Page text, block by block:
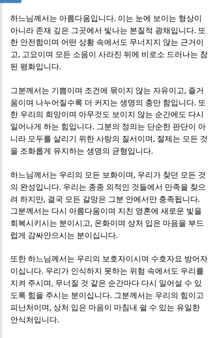
하느님께서는 아름다움입니다. 이는 눈에 보이는 형상이
아니라 존재 깊은 그곳에서 빛나는 본질적 광채입니다. 또
한 안전함이며 어떤 상황 속에서도 무너지지 않는 근거이
고, 고요이며 모든 소음이 사라진 뒤에 비로소 드러나는 참
된 평화입니다.
그분께서는 기쁨이며 조건에 묶이지 않는 자유이고, 즐거
움이며 나누어질수록 더 커지는 생명의 충만 함입니다. 또
한 우리의 희망이며 아무것도 보이지 않는 순간에도 다시
일어나게 하는 힘입니다. 그분의 정의는 단순한 판단이 아
니라 모두를 살리기 위한 사랑의 질서이며 , 절제는 모든 것
을 조화롭게 유지하는 생명의 균형입니다.
하느님께서는 우리의 모든 보화이며 , 우리가 찾던 모든 것
의 완성입니다. 우리는 종종 외적인 것들에서 만족을 찾으
려 하지만, 결국 모든 갈망은 그분 안에서만 충족됩니다.
그분께서는 다시 아름다움이며 지친 영혼에 새로운 빛을
회복시키시는 분이시고, 온화이며 상처 입은 마음을 부드
럽게 감싸안으시는 분이십니다.
또한 하느님께서는 우리의 보호자이시며 수호자요 방어자
이십니다. 우리가 인식하지 못하는 위험 속에서도 우리를
지켜 주시며 , 무너질 것 같은 순간마다 다시 일어설 수 있
도록 힘을 주시는 분이십니다. 그분께서는 우리의 힘이고
피난처이며 ,상처 입은 마음이 마침내 쉴 수 있는 유일한
안식처입니다.